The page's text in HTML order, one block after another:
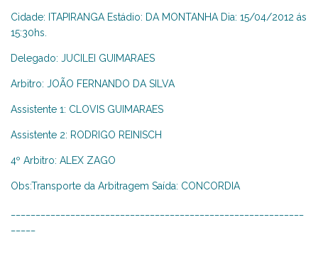
Cidade: ITAPIRANGA Estádio: DA MONTANHA Dia: 15/04/2012 ás
15:30hs.
Delegado: JUCILEI GUIMARAES
Arbitro: JOÃO FERNANDO DA SILVA
Assistente 1: CLOVIS GUIMARAES
Assistente 2: RODRIGO REINISCH
4º Arbitro: ALEX ZAGO
Obs:Transporte da Arbitragem Saída: CONCORDIA